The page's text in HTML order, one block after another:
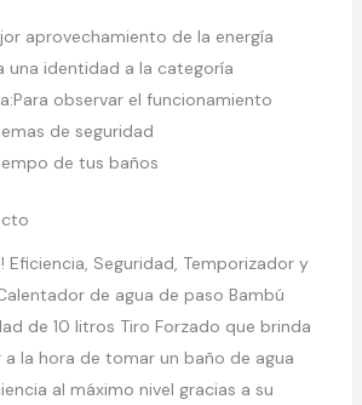
aprovechamiento de la energía
una identidad a la categoría
observar el funcionamiento
de seguridad
de tus baños
Eficiencia, Seguridad, Temporizador y
de agua de paso Bambú
de 10 litros Tiro Forzado que brinda
la hora de tomar un baño de agua
al máximo nivel gracias a su